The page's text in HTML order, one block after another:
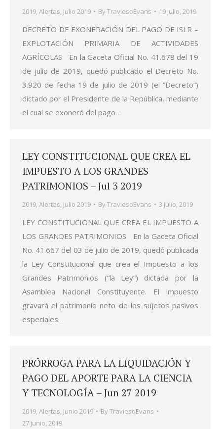
2019, Alertas, Julio 2019 ByTraviesoEvans 19 julio, 2019
DECRETO DE EXONERACIÓN DEL PAGO DE ISLR –
EXPLOTACIÓN PRIMARIA DE ACTIVIDADES
AGRÍCOLAS En la Gaceta Oficial No. 41.678 del 19
de julio de 2019, quedó publicado el Decreto No.
3.920 de fecha 19 de julio de 2019 (el “Decreto”)
dictado por el Presidente de la República, mediante
el cual se exoneró del pago…
LEY CONSTITUCIONAL QUE CREA EL
IMPUESTO A LOS GRANDES
PATRIMONIOS – Jul 3 2019
2019, Alertas, Julio 2019 ByTraviesoEvans 3 julio, 2019
LEY CONSTITUCIONAL QUE CREA EL IMPUESTO A
LOS GRANDES PATRIMONIOS En la Gaceta Oficial
No. 41.667 del 03 de julio de 2019, quedó publicada
la Ley Constitucional que crea el Impuesto a los
Grandes Patrimonios (“la Ley”) dictada por la
Asamblea Nacional Constituyente. El impuesto
gravará el patrimonio neto de los sujetos pasivos
especiales…
PRÓRROGA PARA LA LIQUIDACIÓN Y
PAGO DEL APORTE PARA LA CIENCIA
Y TECNOLOGÍA – Jun 27 2019
2019, Alertas, Junio 2019 ByTraviesoEvans
27 junio, 2019